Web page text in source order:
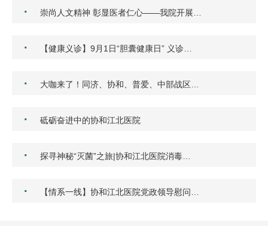
· 崇尚人文精神 彰显医者仁心——我院开展…
· 【健康义诊】9月1日“胆囊健康日” 义诊…
· 大咖来了！同济、协和、普爱、中部战区…
· 砥砺奋进中的协和江北医院
· 探寻神秘“灭菌”之旅|协和江北医院消毒…
· 【情系一线】协和江北医院党政领导慰问…